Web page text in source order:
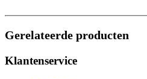
Gerelateerde producten
Klantenservice